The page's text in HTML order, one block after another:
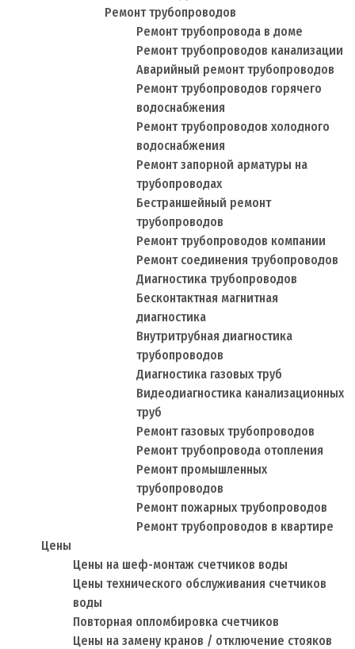
Ремонт трубопроводов
Ремонт трубопровода в доме
Ремонт трубопроводов канализации
Аварийный ремонт трубопроводов
Ремонт трубопроводов горячего
водоснабжения
Ремонт трубопроводов холодного
водоснабжения
Ремонт запорной арматуры на
трубопроводах
Бестраншейный ремонт
трубопроводов
Ремонт трубопроводов компании
Ремонт соединения трубопроводов
Диагностика трубопроводов
Бесконтактная магнитная
диагностика
Внутритрубная диагностика
трубопроводов
Диагностика газовых труб
Видеодиагностика канализационных
труб
Ремонт газовых трубопроводов
Ремонт трубопровода отопления
Ремонт промышленных
трубопроводов
Ремонт пожарных трубопроводов
Ремонт трубопроводов в квартире
Цены
Цены на шеф-монтаж счетчиков воды
Цены технического обслуживания счетчиков
воды
Повторная опломбировка счетчиков
Цены на замену кранов / отключение стояков